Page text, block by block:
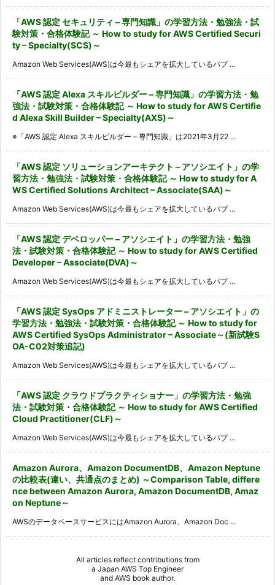
「AWS 認定 セキュリティ – 専門知識」の学習方法・勉強法・試
験対策・合格体験記 ～ How to study for AWS Certified Securi
ty – Specialty(SCS)～
Amazon Web Services(AWS)は今最もシェアを拡大しているパブ ...
「AWS 認定 Alexa スキルビルダー – 専門知識」の学習方法・勉
強法・試験対策・合格体験記 ～ How to study for AWS Certifie
d Alexa Skill Builder – Specialty(AXS)～
※「AWS 認定 Alexa スキルビルダー – 専門知識」は2021年3月22 ...
「AWS 認定 ソリューションアーキテクト – アソシエイト」の学
習方法・勉強法・試験対策・合格体験記 ～ How to study for A
WS Certified Solutions Architect – Associate(SAA)～
Amazon Web Services(AWS)は今最もシェアを拡大しているパブ ...
「AWS 認定 デベロッパー – アソシエイト」の学習方法・勉強
法・試験対策・合格体験記 ～ How to study for AWS Certified
Developer – Associate(DVA)～
Amazon Web Services(AWS)は今最もシェアを拡大しているパブ ...
「AWS 認定 SysOps アドミニストレーター – アソシエイト」の
学習方法・勉強法・試験対策・合格体験記 ～ How to study for
AWS Certified SysOps Administrator – Associate～(新試験S
OA-C02対策追記)
Amazon Web Services(AWS)は今最もシェアを拡大しているパブ ...
「AWS 認定 クラウドプラクティショナー」の学習方法・勉強
法・試験対策・合格体験記 ～ How to study for AWS Certified
Cloud Practitioner(CLF)～
Amazon Web Services(AWS)は今最もシェアを拡大しているパブ ...
Amazon Aurora、Amazon DocumentDB、Amazon Neptune
の比較表(違い、共通点のまとめ) ～Comparison Table, differe
nce between Amazon Aurora, Amazon DocumentDB, Amaz
on Neptune～
AWSのデータベースサービスにはAmazon Aurora、Amazon Doc ...
All articles reflect contributions from
a Japan AWS Top Engineer
and AWS book author.